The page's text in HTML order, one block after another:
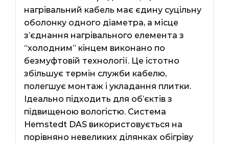
нагрівальний кабель має єдину суцільну
оболонку одного діаметра, а місце
з’єднання нагрівального елемента з
“холодним” кінцем виконано по
безмуфтовій технології. Це істотно
збільшує термін служби кабелю,
полегшує монтаж і укладання плитки.
Ідеально підходить для об’єктів з
підвищеною вологістю. Система
Hemstedt DAS використовується на
порівняно невеликих ділянках обігріву